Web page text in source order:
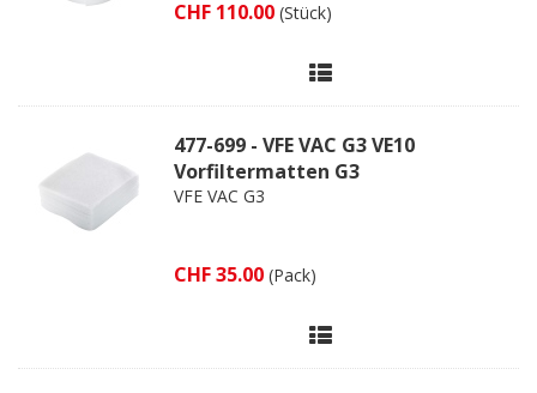
CHF 110.00 (Stück)
477-699 - VFE VAC G3 VE10
Vorfiltermatten G3
VFE VAC G3
CHF 35.00 (Pack)